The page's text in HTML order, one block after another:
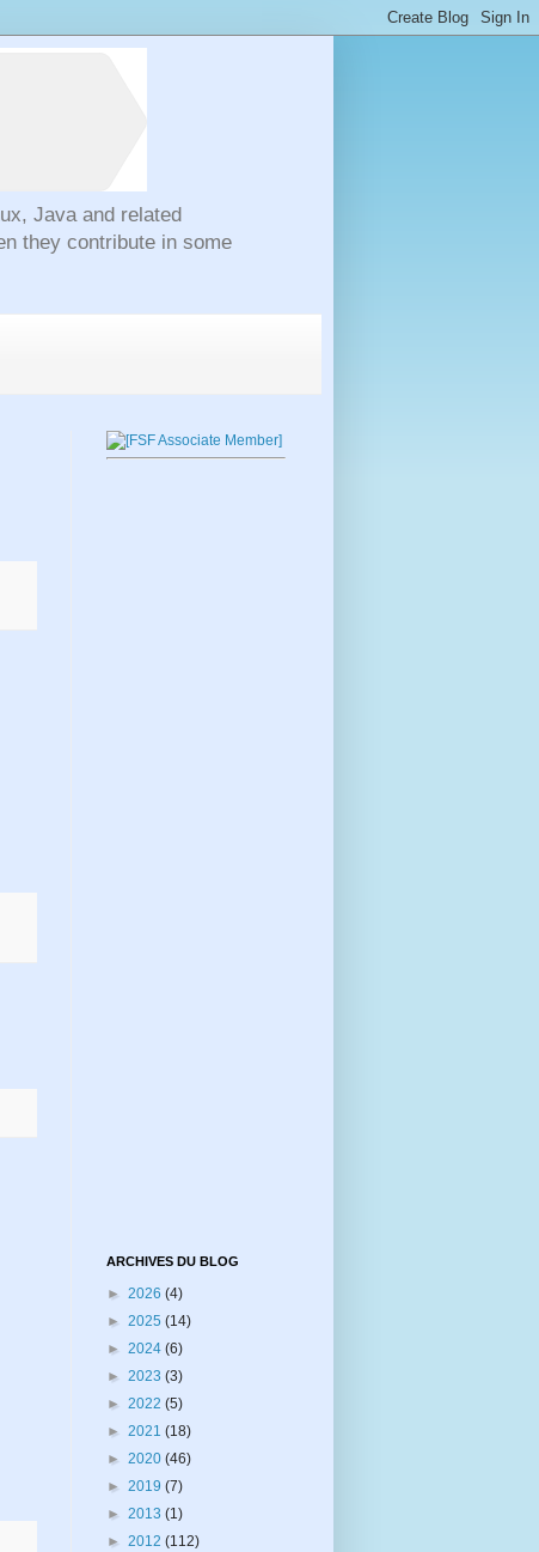
Java and related
they contribute in some
ARCHIVES DU BLOG
► 2026 (4)
► 2025 (14)
► 2024 (6)
► 2023 (3)
► 2022 (5)
► 2021 (18)
► 2020 (46)
► 2019 (7)
► 2013 (1)
► 2012 (112)